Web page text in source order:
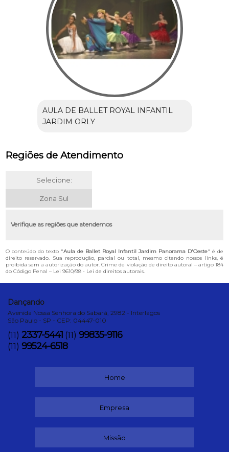
AULA DE BALLET ROYAL INFANTIL
JARDIM ORLY
Regiões de Atendimento
Selecione:
Zona Sul
Verifique as regiões que atendemos
O conteúdo do texto "Aula de Ballet Royal Infantil Jardim Panorama D'Oeste" é de
direito reservado. Sua reprodução, parcial ou total, mesmo citando nossos links, é
proibida sem a autorização do autor. Crime de violação de direito autoral – artigo 184
do Código Penal – Lei 9610/98 - Lei de direitos autorais.
Dançando
Avenida Nossa Senhora do Sabará, 2982 - Interlagos
São Paulo - SP - CEP: 04447-010
(11) 2337-5441 (11) 99835-9116
(11) 99524-6518
Home
Empresa
Missão